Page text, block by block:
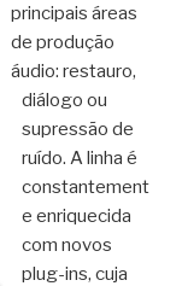
principais áreas
de produção
áudio: restauro,
diálogo ou
supressão de
ruído. A linha é
constantement
e enriquecida
com novos
plug-ins, cuja